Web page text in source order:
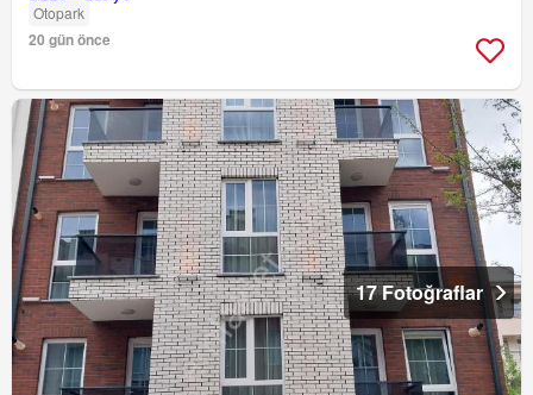
Otopark
20 gün önce
17 Fotoğraflar